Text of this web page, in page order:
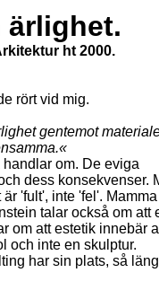
ärlighet.
ht 2000.
rört vid mig.
gentemot
om. De eviga
dess konsekvenser.
'fult', inte 'fel'.
talar också om att
om att estetik innebär
och inte en skulptur.
har sin plats, så